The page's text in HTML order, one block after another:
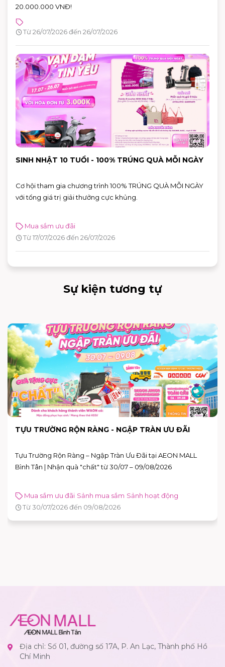
20.000.000 VNĐ!
Từ 26/07/2026 đến 26/07/2026
SINH NHẬT 10 TUỔI - 100% TRÚNG QUÀ MỖI NGÀY
Cơ hội tham gia chương trình 100% TRÚNG QUÀ MỖI NGÀY
với tổng giá trị giải thưởng cực khủng.
Mua sắm ưu đãi
Từ 17/07/2026 đến 26/07/2026
Sự kiện tương tự
TỰU TRƯỜNG RỘN RÀNG - NGẬP TRÀN ƯU ĐÃI
Tựu Trường Rộn Ràng – Ngập Tràn Ưu Đãi tại AEON MALL
Bình Tân | Nhận quà "chất" từ 30/07 – 09/08/2026
Mua sắm ưu đãi Sảnh mua sắm Sảnh hoạt động
Từ 30/07/2026 đến 09/08/2026
Địa chỉ: Số 01, đường số 17A, P. An Lạc, Thành phố Hồ
Chí Minh